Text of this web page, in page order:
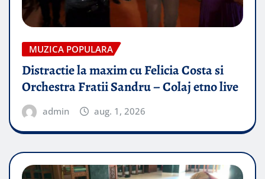
MUZICA POPULARA
Distractie la maxim cu Felicia Costa si
Orchestra Fratii Sandru – Colaj etno live
admin aug. 1, 2026